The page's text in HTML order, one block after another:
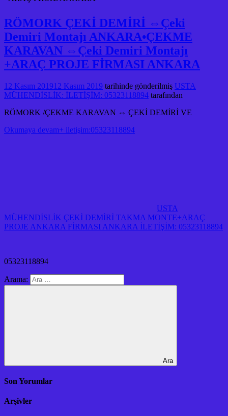
RÖMORK ÇEKİ DEMİRİ ⇔Çeki
Demiri Montajı ANKARA•ÇEKME
KARAVAN ⇔Çeki Demiri Montajı
+ARAÇ PROJE FİRMASI ANKARA
12 Kasım 201912 Kasım 2019 tarihinde gönderilmiş USTA
MÜHENDİSLİK: İLETİŞİM: 05323118894 tarafından
RÖMORK /ÇEKME KARAVAN ⇔ ÇEKİ DEMİRİ VE
Okumaya devam+ iletişim:05323118894
USTA
MÜHENDİSLİK ÇEKİ DEMİRİ TAKMA MONTE+ARAÇ
PROJE ANKARA FİRMASI ANKARA İLETİŞİM: 05323118894
05323118894
Arama:
Ara
Son Yorumlar
Arşivler